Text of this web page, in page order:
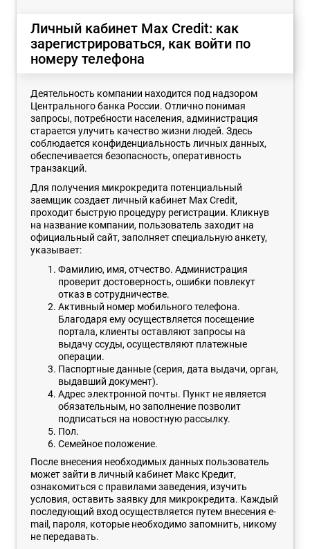
Личный кабинет Max Credit: как
зарегистрироваться, как войти по
номеру телефона
Деятельность компании находится под надзором
Центрального банка России. Отлично понимая
запросы, потребности населения, администрация
старается улучить качество жизни людей. Здесь
соблюдается конфиденциальность личных данных,
обеспечивается безопасность, оперативность
транзакций.
Для получения микрокредита потенциальный
заемщик создает личный кабинет Max Credit,
проходит быструю процедуру регистрации. Кликнув
на название компании, пользователь заходит на
официальный сайт, заполняет специальную анкету,
указывает:
Фамилию, имя, отчество. Администрация
проверит достоверность, ошибки повлекут
отказ в сотрудничестве.
Активный номер мобильного телефона.
Благодаря ему осуществляется посещение
портала, клиенты оставляют запросы на
выдачу ссуды, осуществляют платежные
операции.
Паспортные данные (серия, дата выдачи, орган,
выдавший документ).
Адрес электронной почты. Пункт не является
обязательным, но заполнение позволит
подписаться на новостную рассылку.
Пол.
Семейное положение.
После внесения необходимых данных пользователь
может зайти в личный кабинет Макс Кредит,
ознакомиться с правилами заведения, изучить
условия, оставить заявку для микрокредита. Каждый
последующий вход осуществляется путем внесения e-
mail, пароля, которые необходимо запомнить, никому
не передавать.